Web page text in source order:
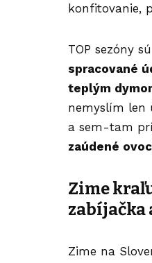
konfitovanie,
TOP sezóny
spracované
teplým
nemyslím len
a sem-tam
zaúdené
Zime
zabíjačka
Zime na